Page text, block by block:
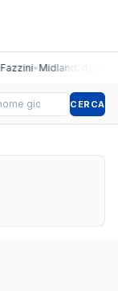
•Midland, doppio
CERCA